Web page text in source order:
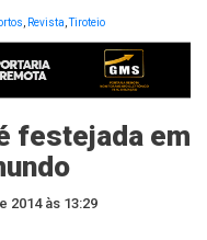
Revista ,Tiroteio
festejada em
2014 às 13:29